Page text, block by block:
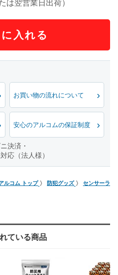
は翌営業日出荷）
入れる
お買い物の流れについて
安心のアルコムの保証制度
決済・
応（法人様）
ルコム トップ 防犯グッズ センサーライ
ている商品